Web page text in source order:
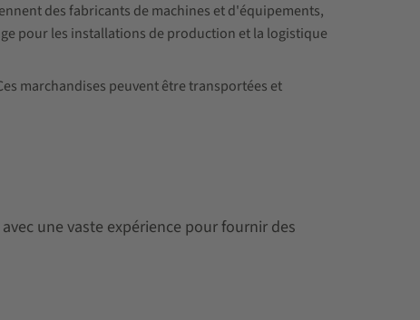
des fabricants de machines et d'équipements,
pour les installations de production et la logistique
marchandises peuvent être transportées et
une vaste expérience pour fournir des